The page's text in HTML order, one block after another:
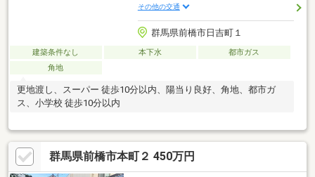
その他の交通
群馬県前橋市日吉町１
建築条件なし 本下水
都市ガス
角地
更地渡し、スーパー 徒歩10分以内、陽当り良好、角地、都市ガ
ス、小学校 徒歩10分以内
群馬県前橋市本町２ 450万円